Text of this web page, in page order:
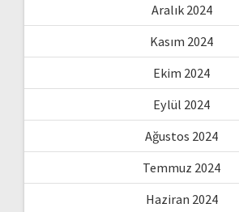
Aralık 2024
Kasım 2024
Ekim 2024
Eylül 2024
Ağustos 2024
Temmuz 2024
Haziran 2024